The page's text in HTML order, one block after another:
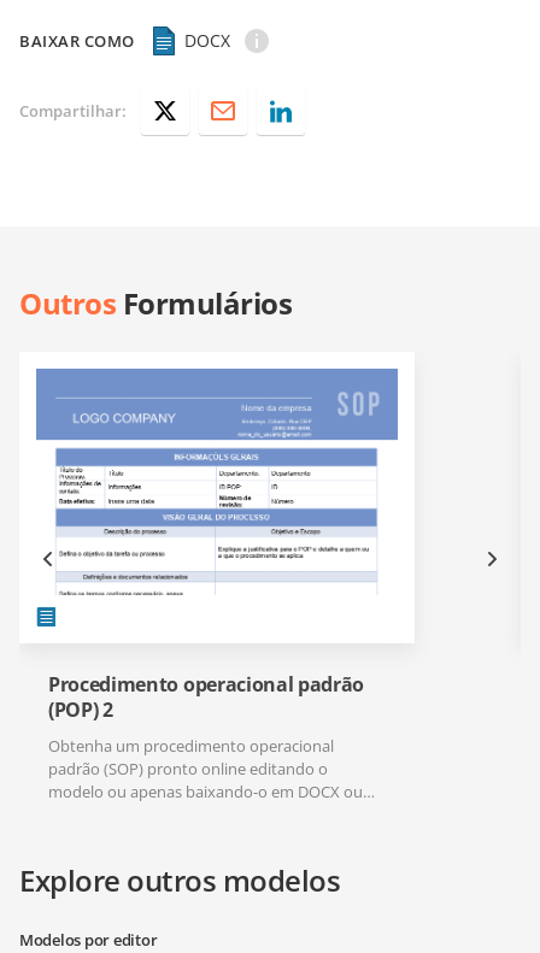
BAIXAR COMO DOCX
Compartilhar:
Outros Formulários
Procedimento operacional padrão
(POP) 2
Obtenha um procedimento operacional
padrão (SOP) pronto online editando o
modelo ou apenas baixando-o em DOCX ou
Explore outros modelos
Modelos por editor